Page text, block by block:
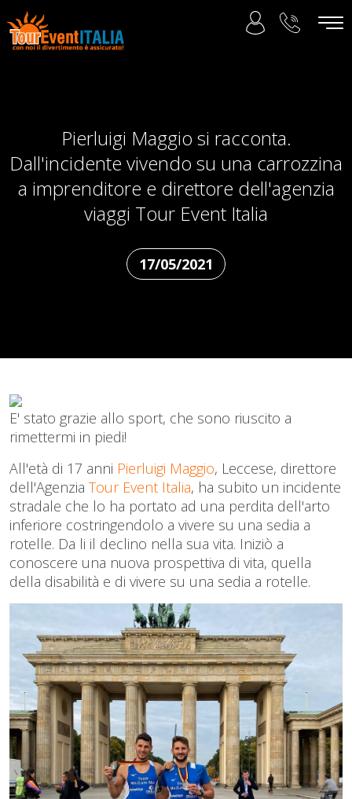
Pierluigi Maggio si racconta.
Dall'incidente vivendo su una carrozzina
a imprenditore e direttore dell'agenzia
viaggi Tour Event Italia
17/05/2021
E' stato grazie allo sport, che sono riuscito a
rimettermi in piedi!
All'età di 17 anni Pierluigi Maggio, Leccese, direttore
dell'Agenzia Tour Event Italia, ha subito un incidente
stradale che lo ha portato ad una perdita dell'arto
inferiore costringendolo a vivere su una sedia a
rotelle. Da li il declino nella sua vita. Iniziò a
conoscere una nuova prospettiva di vita, quella
della disabilità e di vivere su una sedia a rotelle.